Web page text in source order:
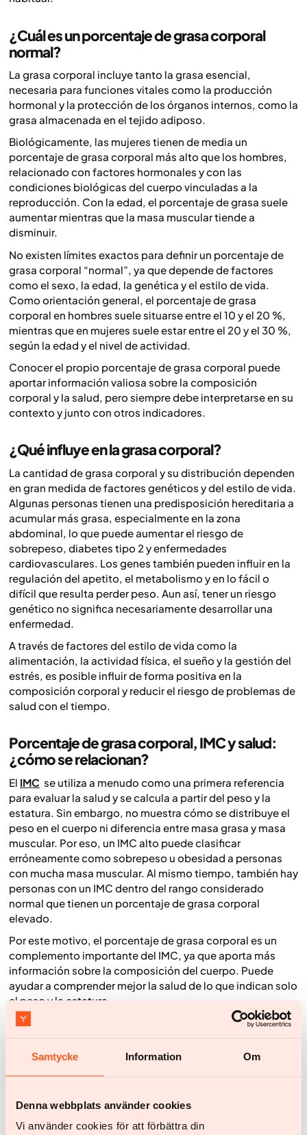
Samtycke Information Om
Denna webbplats använder cookies
Vi använder cookies för att förbättra din
¿Cuál es un porcentaje de grasa corporal
normal?
La grasa corporal incluye tanto la grasa esencial,
necesaria para funciones vitales como la producción
hormonal y la protección de los órganos internos, como la
grasa almacenada en el tejido adiposo.
Biológicamente, las mujeres tienen de media un
porcentaje de grasa corporal más alto que los hombres,
relacionado con factores hormonales y con las
condiciones biológicas del cuerpo vinculadas a la
reproducción. Con la edad, el porcentaje de grasa suele
aumentar mientras que la masa muscular tiende a
disminuir.
No existen límites exactos para definir un porcentaje de
grasa corporal “normal”, ya que depende de factores
como el sexo, la edad, la genética y el estilo de vida.
Como orientación general, el porcentaje de grasa
corporal en hombres suele situarse entre el 10 y el 20 %,
mientras que en mujeres suele estar entre el 20 y el 30 %,
según la edad y el nivel de actividad.
Conocer el propio porcentaje de grasa corporal puede
aportar información valiosa sobre la composición
corporal y la salud, pero siempre debe interpretarse en su
contexto y junto con otros indicadores.
¿Qué influye en la grasa corporal?
La cantidad de grasa corporal y su distribución dependen
en gran medida de factores genéticos y del estilo de vida.
Algunas personas tienen una predisposición hereditaria a
acumular más grasa, especialmente en la zona
abdominal, lo que puede aumentar el riesgo de
sobrepeso, diabetes tipo 2 y enfermedades
cardiovasculares. Los genes también pueden influir en la
regulación del apetito, el metabolismo y en lo fácil o
difícil que resulta perder peso. Aun así, tener un riesgo
genético no significa necesariamente desarrollar una
enfermedad.
A través de factores del estilo de vida como la
alimentación, la actividad física, el sueño y la gestión del
estrés, es posible influir de forma positiva en la
composición corporal y reducir el riesgo de problemas de
salud con el tiempo.
Porcentaje de grasa corporal, IMC y salud:
¿cómo se relacionan?
El IMC se utiliza a menudo como una primera referencia
para evaluar la salud y se calcula a partir del peso y la
estatura. Sin embargo, no muestra cómo se distribuye el
peso en el cuerpo ni diferencia entre masa grasa y masa
muscular. Por eso, un IMC alto puede clasificar
erróneamente como sobrepeso u obesidad a personas
con mucha masa muscular. Al mismo tiempo, también hay
personas con un IMC dentro del rango considerado
normal que tienen un porcentaje de grasa corporal
elevado.
Por este motivo, el porcentaje de grasa corporal es un
complemento importante del IMC, ya que aporta más
información sobre la composición del cuerpo. Puede
ayudar a comprender mejor la salud de lo que indican solo
el peso y la estatura.
Aun así, las mediciones del porcentaje de grasa corporal
también tienen limitaciones. Por eso, los resultados
deben interpretarse con cautela y siempre como parte de
¿Es importante el porcentaje de grasa
corporal cuando se quiere perder peso?